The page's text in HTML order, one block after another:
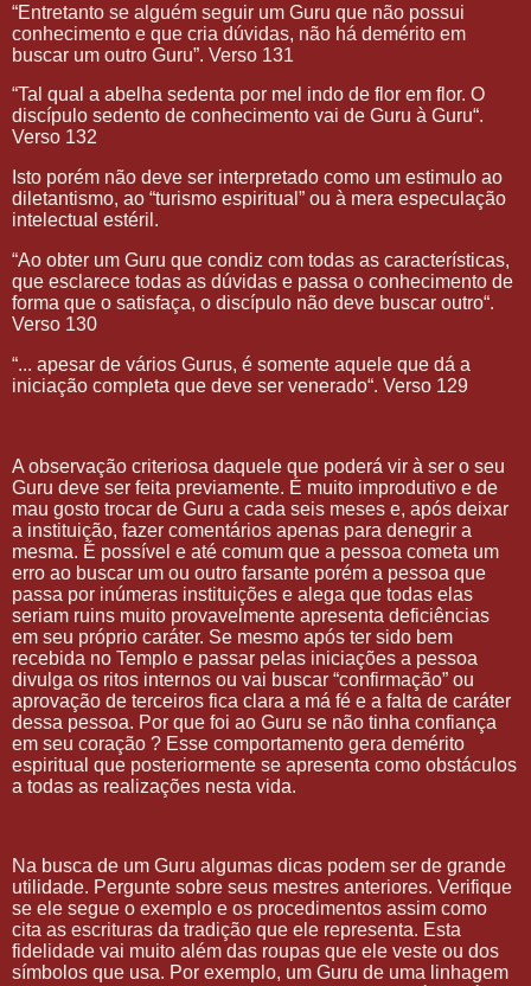
“Entretanto se alguém seguir um Guru que não possui
conhecimento e que cria dúvidas, não há demérito em
buscar um outro Guru”. Verso 131
“Tal qual a abelha sedenta por mel indo de flor em flor. O
discípulo sedento de conhecimento vai de Guru à Guru“.
Verso 132
Isto porém não deve ser interpretado como um estimulo ao
diletantismo, ao “turismo espiritual” ou à mera especulação
intelectual estéril.
“Ao obter um Guru que condiz com todas as características,
que esclarece todas as dúvidas e passa o conhecimento de
forma que o satisfaça, o discípulo não deve buscar outro“.
Verso 130
“... apesar de vários Gurus, é somente aquele que dá a
iniciação completa que deve ser venerado“. Verso 129
A observação criteriosa daquele que poderá vir à ser o seu
Guru deve ser feita previamente. É muito improdutivo e de
mau gosto trocar de Guru a cada seis meses e, após deixar
a instituição, fazer comentários apenas para denegrir a
mesma. É possível e até comum que a pessoa cometa um
erro ao buscar um ou outro farsante porém a pessoa que
passa por inúmeras instituições e alega que todas elas
seriam ruins muito provavelmente apresenta deficiências
em seu próprio caráter. Se mesmo após ter sido bem
recebida no Templo e passar pelas iniciações a pessoa
divulga os ritos internos ou vai buscar “confirmação” ou
aprovação de terceiros fica clara a má fé e a falta de caráter
dessa pessoa. Por que foi ao Guru se não tinha confiança
em seu coração ? Esse comportamento gera demérito
espiritual que posteriormente se apresenta como obstáculos
a todas as realizações nesta vida.
Na busca de um Guru algumas dicas podem ser de grande
utilidade. Pergunte sobre seus mestres anteriores. Verifique
se ele segue o exemplo e os procedimentos assim como
cita as escrituras da tradição que ele representa. Esta
fidelidade vai muito além das roupas que ele veste ou dos
símbolos que usa. Por exemplo, um Guru de uma linhagem